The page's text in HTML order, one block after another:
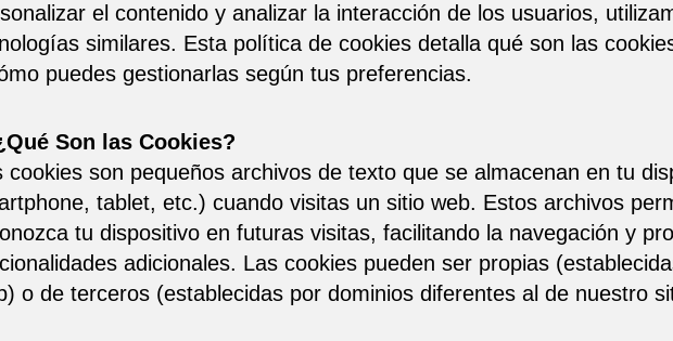
el contenido y analizar la interacción de los usuarios,
similares. Esta política de cookies detalla qué son las
puedes gestionarlas según tus preferencias.
Son las Cookies?
cookies son pequeños archivos de texto que se almacenan en tu
tablet, etc.) cuando visitas un sitio web. Estos archivos
tu dispositivo en futuras visitas, facilitando la navegación y
adicionales. Las cookies pueden ser propias
o de terceros (establecidas por dominios diferentes al de nuestro